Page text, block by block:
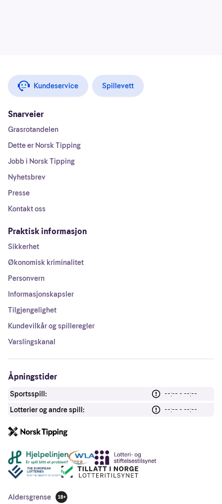
Kundeservice Spillevett
Snarveier
Grasrotandelen
Dette er Norsk Tipping
Jobb i Norsk Tipping
Nyhetsbrev
Presse
Kontakt oss
Praktisk informasjon
Sikkerhet
Økonomisk kriminalitet
Personvern
Informasjonskapsler
Tilgjengelighet
Kundevilkår og spilleregler
Varslingskanal
Åpningstider
Sportsspill:
--:-- - --:--
Lotterier og andre spill:
--:-- - --:--
Andre lenker
Aldersgrense
18 år